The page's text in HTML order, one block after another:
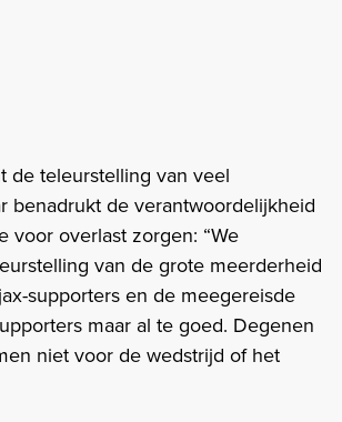
de teleurstelling van veel
benadrukt de verantwoordelijkheid
voor overlast zorgen: “We
van de grote meerderheid
supporters en de meegereisde
maar al te goed. Degenen
niet voor de wedstrijd of het